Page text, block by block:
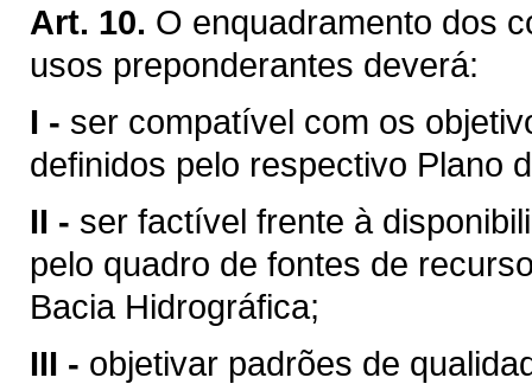
Art. 10. O enquadramento dos
usos preponderantes deverá:
I - ser compatível com os
definidos pelo respectivo Plano
II - ser factível frente à
pelo quadro de fontes de
Bacia Hidrográfica;
III - objetivar padrões de